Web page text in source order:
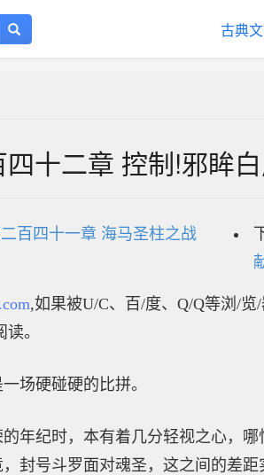
古典
十二章 控制!邪眸
百四十一章 海马圣柱之战
,如果被U/C、百/度、Q/Q等浏/
。
场硬碰硬的比拼。
年纪时，本有着几分轻视之心，
封号斗罗面对魂圣，这之间的差距